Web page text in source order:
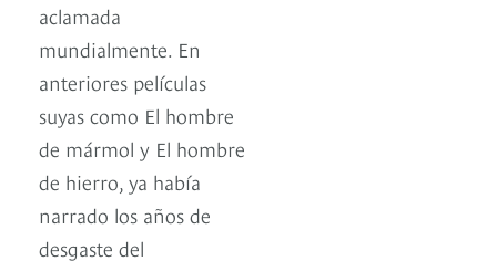
aclamada
mundialmente. En
anteriores películas
suyas como El hombre
de mármol y El hombre
de hierro, ya había
narrado los años de
desgaste del